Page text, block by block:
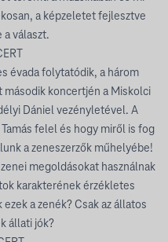
a képzeletet fejlesztve
a választ.
évada folytatódik, a három
koncertjén a Miskolci
Dániel vezényletével. A
felel és hogy miről is fog
a zeneszerzők műhelyébe!
megoldásokat használnak
karakterének érzékletes
a zenék? Csak az állatos
állati jók?